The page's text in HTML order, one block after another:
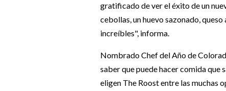
gratificado de ver el éxito de un
cebollas, un huevo sazonado,
increíbles", informa.
Nombrado Chef del Año de
saber que puede hacer comida que
eligen The Roost entre las muchas